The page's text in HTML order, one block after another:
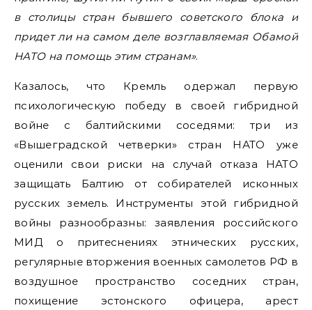
в столицы стран бывшего советского блока и
придет ли на самом деле возглавляемая Обамой
НАТО на помощь этим странам».
Казалось, что Кремль одержал первую
психологическую победу в своей гибридной
войне с балтийскими соседями: три из
«Вышеградской четверки» стран НАТО уже
оценили свои риски на случай отказа НАТО
защищать Балтию от собирателей исконных
русских земель. Инструменты этой гибридной
войны разнообразны: заявления российского
МИД о притеснениях этнических русских,
регулярные вторжения военных самолетов РФ в
воздушное пространство соседних стран,
похищение эстонского офицера, арест